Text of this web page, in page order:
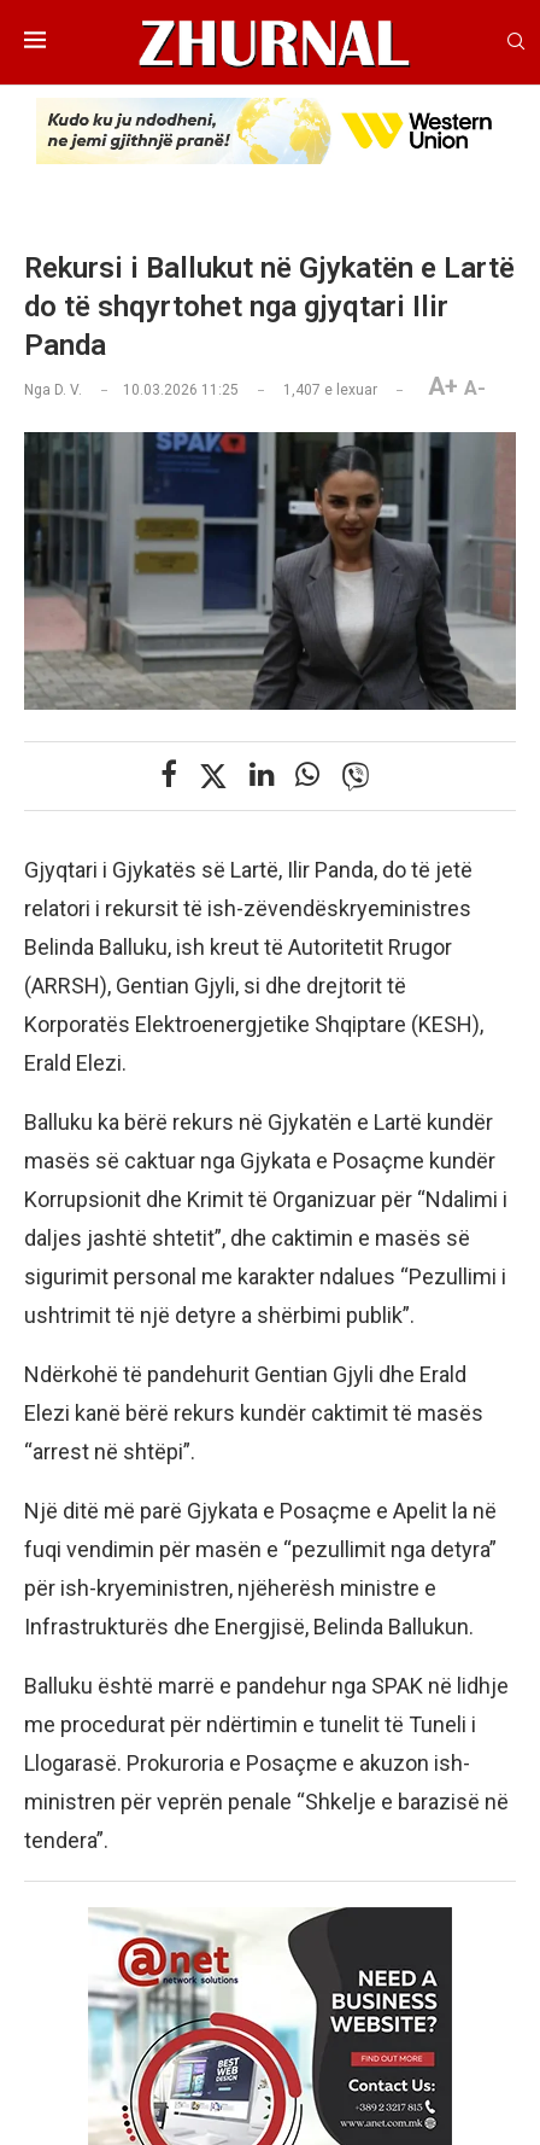
Rekursi i Ballukut në Gjykatën e Lartë
do të shqyrtohet nga gjyqtari Ilir
Panda
Nga D. V. 10.03.2026 11:25 1,407 e lexuar A+ A-
Gjyqtari i Gjykatës së Lartë, Ilir Panda, do të jetë
relatori i rekursit të ish-zëvendëskryeministres
Belinda Balluku, ish kreut të Autoritetit Rrugor
(ARRSH), Gentian Gjyli, si dhe drejtorit të
Korporatës Elektroenergjetike Shqiptare (KESH),
Erald Elezi.
Balluku ka bërë rekurs në Gjykatën e Lartë kundër
masës së caktuar nga Gjykata e Posaçme kundër
Korrupsionit dhe Krimit të Organizuar për “Ndalimi i
daljes jashtë shtetit”, dhe caktimin e masës së
sigurimit personal me karakter ndalues “Pezullimi i
ushtrimit të një detyre a shërbimi publik”.
Ndërkohë të pandehurit Gentian Gjyli dhe Erald
Elezi kanë bërë rekurs kundër caktimit të masës
“arrest në shtëpi”.
Një ditë më parë Gjykata e Posaçme e Apelit la në
fuqi vendimin për masën e “pezullimit nga detyra”
për ish-kryeministren, njëherësh ministre e
Infrastrukturës dhe Energjisë, Belinda Ballukun.
Balluku është marrë e pandehur nga SPAK në lidhje
me procedurat për ndërtimin e tunelit të Tuneli i
Llogarasë. Prokuroria e Posaçme e akuzon ish-
ministren për veprën penale “Shkelje e barazisë në
tendera”.